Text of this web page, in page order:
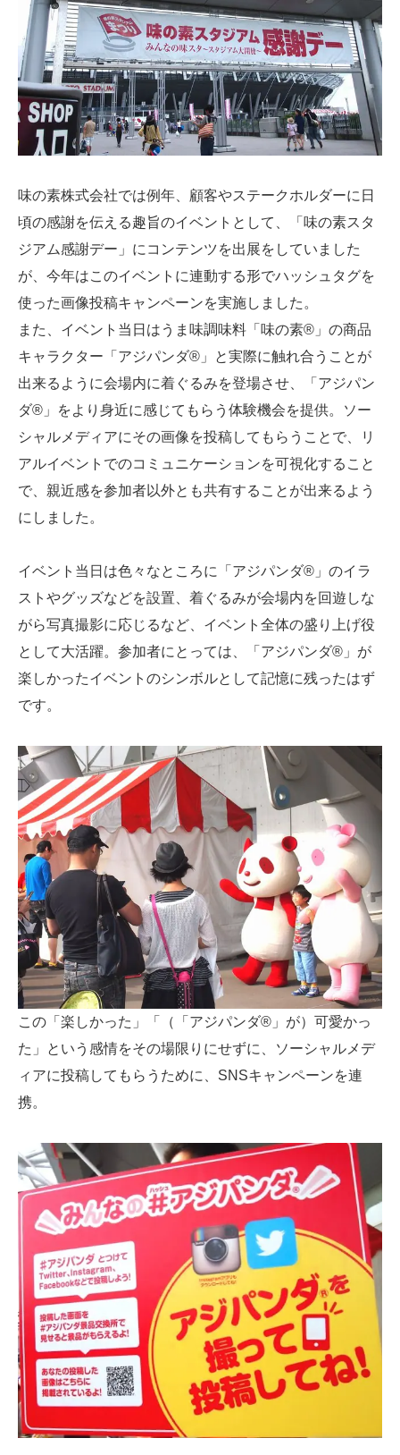
味の素株式会社では例年、顧客やステークホルダーに日
頃の感謝を伝える趣旨のイベントとして、「味の素スタ
ジアム感謝デー」にコンテンツを出展をしていました
が、今年はこのイベントに連動する形でハッシュタグを
使った画像投稿キャンペーンを実施しました。
また、イベント当日はうま味調味料「味の素®」の商品
キャラクター「アジパンダ®」と実際に触れ合うことが
出来るように会場内に着ぐるみを登場させ、「アジパン
ダ®」をより身近に感じてもらう体験機会を提供。ソー
シャルメディアにその画像を投稿してもらうことで、リ
アルイベントでのコミュニケーションを可視化すること
で、親近感を参加者以外とも共有することが出来るよう
にしました。
イベント当日は色々なところに「アジパンダ®」のイラ
ストやグッズなどを設置、着ぐるみが会場内を回遊しな
がら写真撮影に応じるなど、イベント全体の盛り上げ役
として大活躍。参加者にとっては、「アジパンダ®」が
楽しかったイベントのシンボルとして記憶に残ったはず
です。
この「楽しかった」「（「アジパンダ®」が）可愛かっ
た」という感情をその場限りにせずに、ソーシャルメデ
ィアに投稿してもらうために、SNSキャンペーンを連
携。